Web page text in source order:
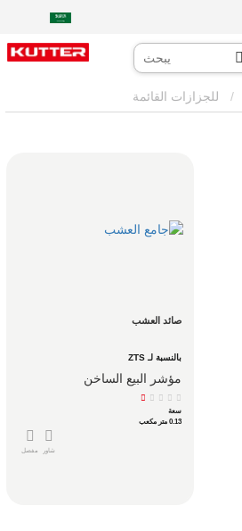
صائد العشب
بالنسبة لـ ZTS
مؤشر البيع الساخن
سعة
0.13 متر مكعب
مفصل شاور